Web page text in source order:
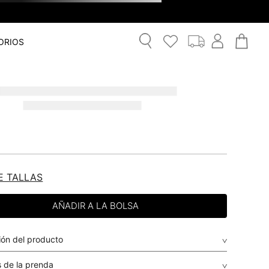
TALLAS
del producto
de la prenda